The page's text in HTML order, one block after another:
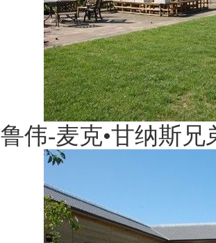
鲁伟-麦克•甘纳斯